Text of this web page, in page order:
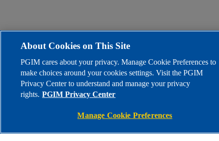
About Cookies on This Site
PGIM cares about your privacy. Manage Cookie Preferences to
make choices around your cookies settings. Visit the PGIM
Privacy Center to understand and manage your privacy
rights. PGIM Privacy Center
Manage Cookie Preferences